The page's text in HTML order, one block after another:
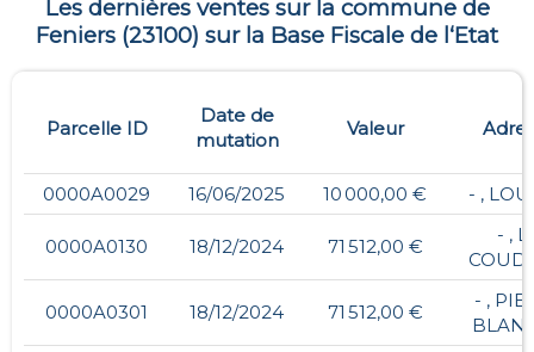
Les dernières ventes sur la commune de
Feniers (23100) sur la Base Fiscale de l‘Etat
Parcelle ID
Date de
mutation
Valeur
0000A0029 16/06/2025 10 000,00 € - ,
0000A0130 18/12/2024 71 512,00 €
- ,
0000A0301 18/12/2024 71 512,00 €
- ,